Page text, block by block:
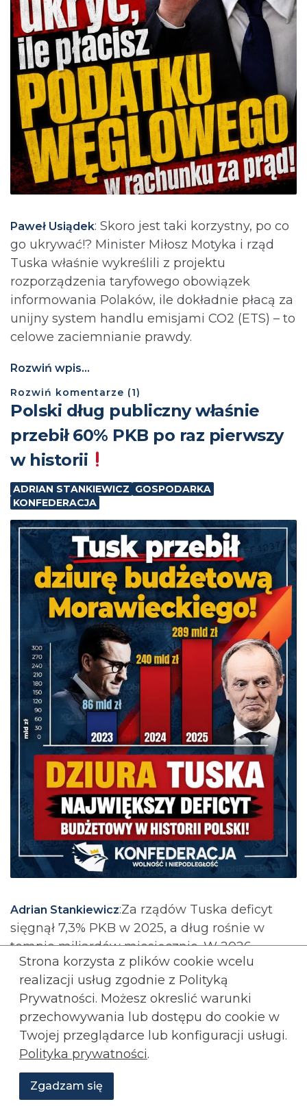
Paweł Usiądek: Skoro jest taki korzystny, po co
go ukrywać!? Minister Miłosz Motyka i rząd
Tuska właśnie wykreślili z projektu
rozporządzenia taryfowego obowiązek
informowania Polaków, ile dokładnie płacą za
unijny system handlu emisjami CO2 (ETS) – to
celowe zaciemnianie prawdy.
Rozwiń wpis...
Rozwiń komentarze (1)
Polski dług publiczny właśnie
przebił 60% PKB po raz pierwszy
w historii
ADRIAN STANKIEWICZ GOSPODARKA
KONFEDERACJA
Adrian Stankiewicz:Za rządów Tuska deficyt
sięgnął 7,3% PKB w 2025, a dług rośnie w
tempie miliardów miesięcznie. W 2026
przekroczy 65%. Zamiast reform i cięć w
marnotrawstwie kolejne pożyczki na
rozdawnictwo.
Skomentuj
Polacy zmuszani do zamykania
firm, Ukraińcy przejmują ich
sprzęt
Strona korzysta z plików cookie wcelu
realizacji usług zgodnie z Polityką
Prywatności. Możesz okreslić warunki
przechowywania lub dostępu do cookie w
Twojej przeglądarce lub konfiguracji usługi.
Polityka prywatności.
Zgadzam się